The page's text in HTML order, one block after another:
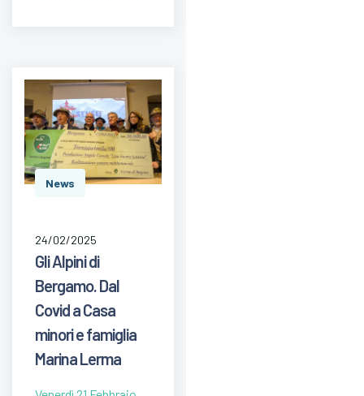
News
24/02/2025
Gli Alpini di
Bergamo. Dal
Covid a Casa
minori e famiglia
Marina Lerma